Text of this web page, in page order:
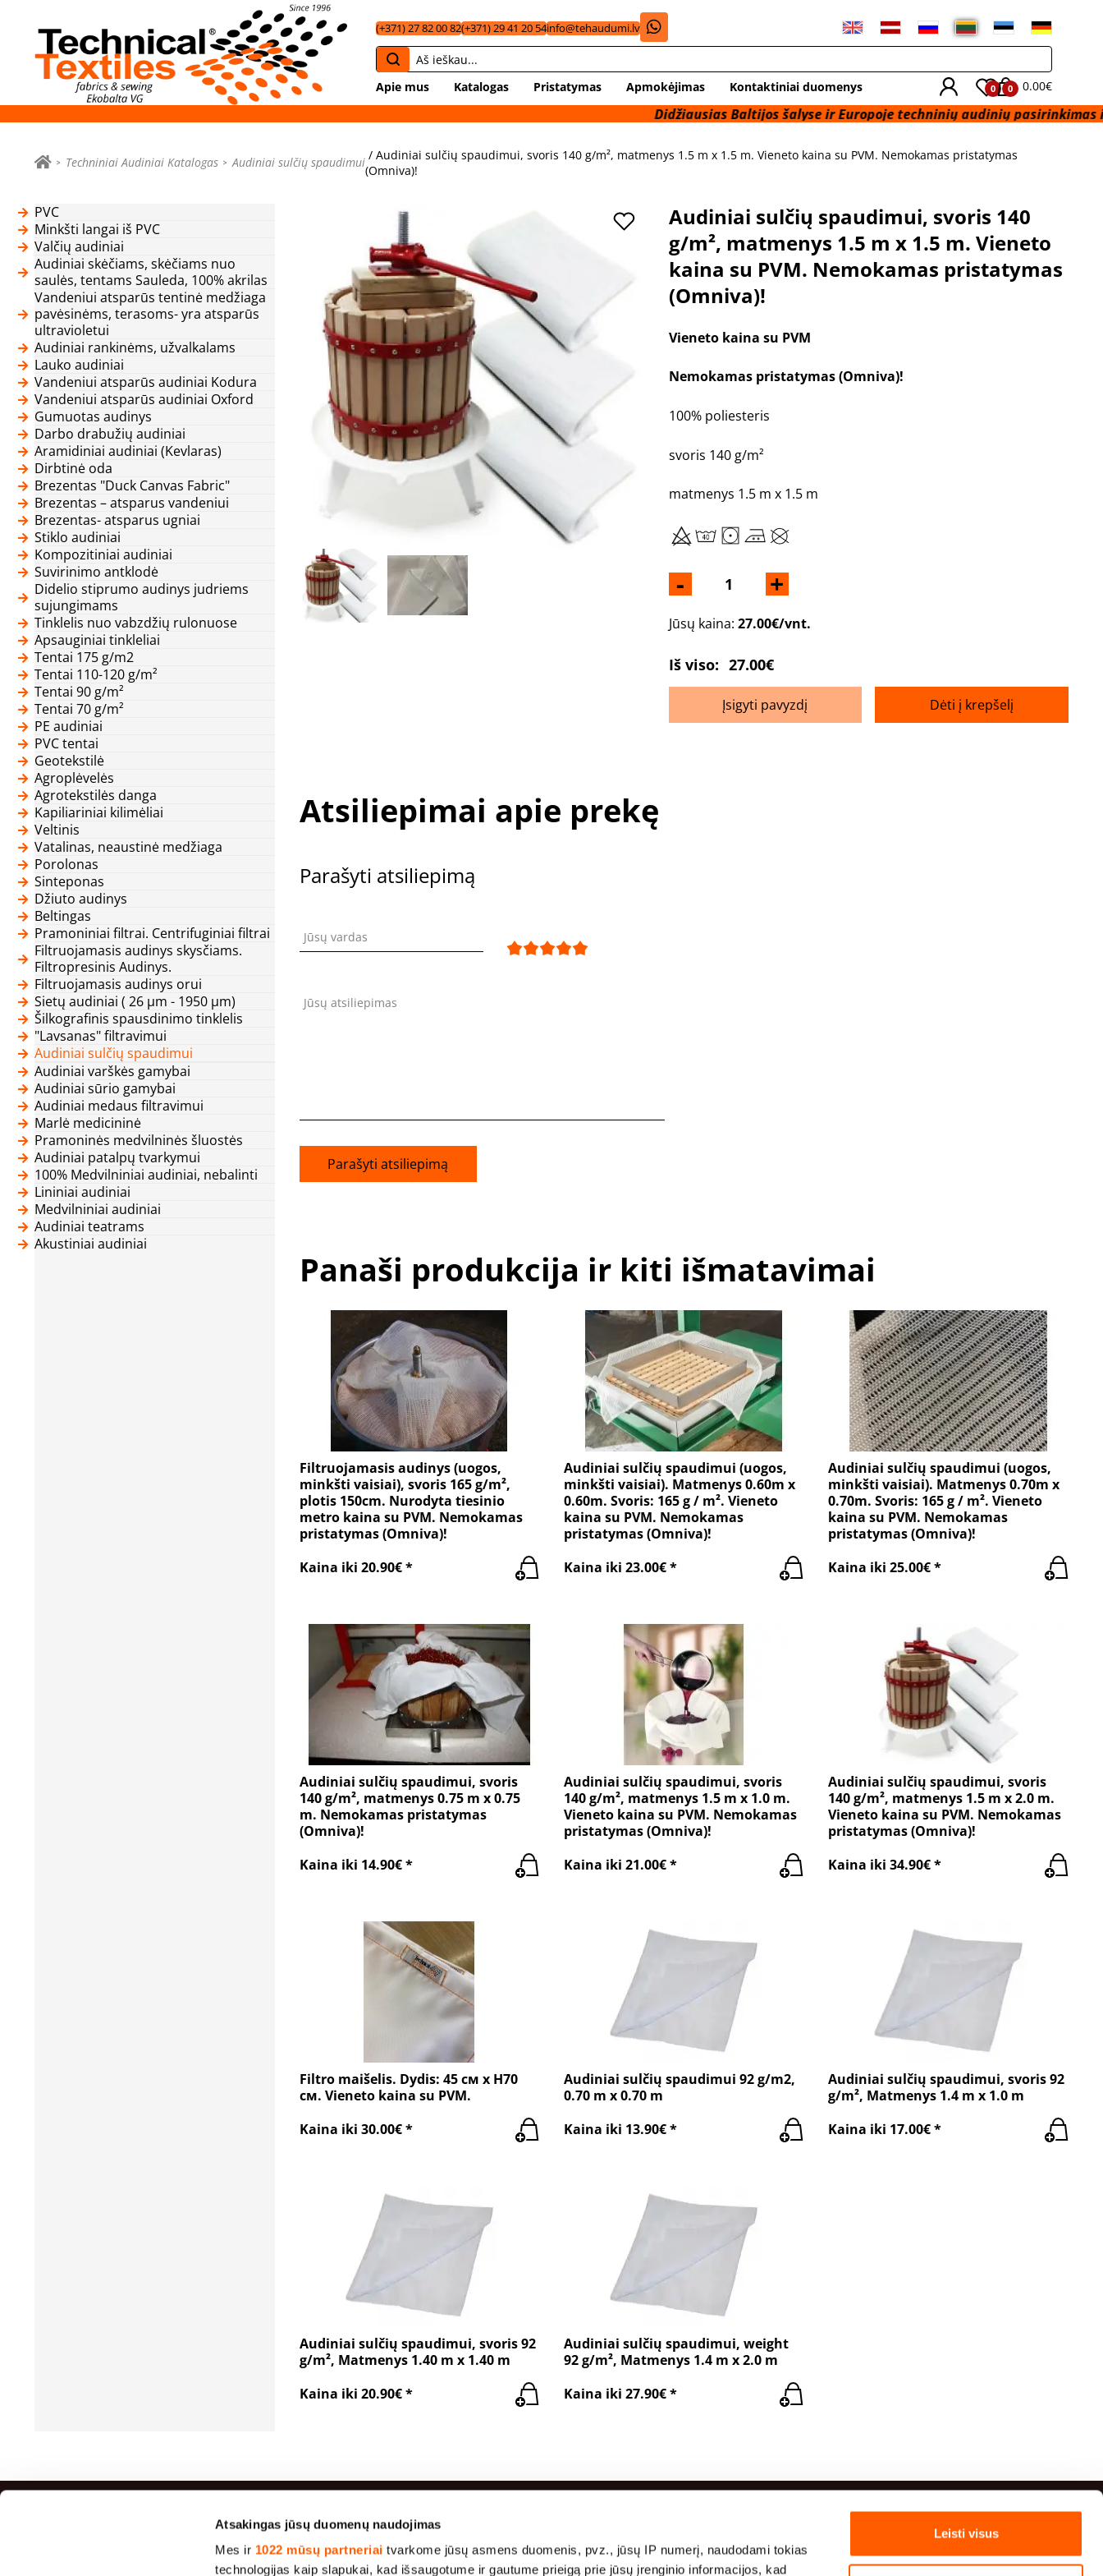
Atsakingas jūsų duomenų naudojimas
Mes ir 1022 mūsų partneriai tvarkome jūsų asmens duomenis, pvz., jūsų IP numerį, naudodami tokias
technologijas kaip slapukai, kad išsaugotume ir gautume prieigą prie jūsų įrenginio informacijos, kad
Leisti visus
(+371) 27 82 00 82(+371) 29 41 20 54info@tehaudumi.lv
Apie mus Katalogas Pristatymas Apmokėjimas Kontaktiniai duomenys 0 0 0.00€
Didžiausias Baltijos šalyse ir Europoje techninių audinių pasirinkimas iš
Techniniai Audiniai Katalogas Audiniai sulčių spaudimui / Audiniai sulčių spaudimui, svoris 140 g/m², matmenys 1.5 m x 1.5 m. Vieneto kaina su PVM. Nemokamas pristatymas
(Omniva)!
PVC
Minkšti langai iš PVC
Valčių audiniai
Audiniai skėčiams, skėčiams nuo
saulės, tentams Sauleda, 100% akrilas
Vandeniui atsparūs tentinė medžiaga
pavėsinėms, terasoms- yra atsparūs
ultravioletui
Audiniai rankinėms, užvalkalams
Lauko audiniai
Vandeniui atsparūs audiniai Kodura
Vandeniui atsparūs audiniai Oxford
Gumuotas audinys
Darbo drabužių audiniai
Aramidiniai audiniai (Kevlaras)
Dirbtinė oda
Brezentas "Duck Canvas Fabric"
Brezentas – atsparus vandeniui
Brezentas- atsparus ugniai
Stiklo audiniai
Kompozitiniai audiniai
Suvirinimo antklodė
Didelio stiprumo audinys judriems
sujungimams
Tinklelis nuo vabzdžių rulonuose
Apsauginiai tinkleliai
Tentai 175 g/m2
Tentai 110-120 g/m²
Tentai 90 g/m²
Tentai 70 g/m²
PE audiniai
PVC tentai
Geotekstilė
Agroplėvelės
Agrotekstilės danga
Kapiliariniai kilimėliai
Veltinis
Vatalinas, neaustinė medžiaga
Porolonas
Sinteponas
Džiuto audinys
Beltingas
Pramoniniai filtrai. Centrifuginiai filtrai
Filtruojamasis audinys skysčiams.
Filtropresinis Audinys.
Filtruojamasis audinys orui
Sietų audiniai ( 26 μm - 1950 μm)
Šilkografinis spausdinimo tinklelis
"Lavsanas" filtravimui
Audiniai sulčių spaudimui
Audiniai varškės gamybai
Audiniai sūrio gamybai
Audiniai medaus filtravimui
Marlė medicininė
Pramoninės medvilninės šluostės
Audiniai patalpų tvarkymui
100% Medvilniniai audiniai, nebalinti
Lininiai audiniai
Medvilniniai audiniai
Audiniai teatrams
Akustiniai audiniai
Audiniai sulčių spaudimui, svoris 140
g/m², matmenys 1.5 m x 1.5 m. Vieneto
kaina su PVM. Nemokamas pristatymas
(Omniva)!
Vieneto kaina su PVM
Nemokamas pristatymas(Omniva)!
100% poliesteris
svoris 140 g/m²
matmenys 1.5 m x 1.5 m
- +
Jūsų kaina: 27.00€/vnt.
Iš viso: 27.00€
Įsigyti pavyzdį Dėti į krepšelį
Atsiliepimai apie prekę
Parašyti atsiliepimą
Jūsų vardas
Jūsų atsiliepimas
Parašyti atsiliepimą
Panaši produkcija ir kiti išmatavimai
Filtruojamasis audinys (uogos,
minkšti vaisiai), svoris 165 g/m²,
plotis 150cm. Nurodyta tiesinio
metro kaina su PVM. Nemokamas
pristatymas (Omniva)!
Kaina iki 20.90€ *
Audiniai sulčių spaudimui (uogos,
minkšti vaisiai). Matmenys 0.60m x
0.60m. Svoris: 165 g / m². Vieneto
kaina su PVM. Nemokamas
pristatymas (Omniva)!
Kaina iki 23.00€ *
Audiniai sulčių spaudimui (uogos,
minkšti vaisiai). Matmenys 0.70m x
0.70m. Svoris: 165 g / m². Vieneto
kaina su PVM. Nemokamas
pristatymas (Omniva)!
Kaina iki 25.00€ *
Audiniai sulčių spaudimui, svoris
140 g/m², matmenys 0.75 m x 0.75
m. Nemokamas pristatymas
(Omniva)!
Kaina iki 14.90€ *
Audiniai sulčių spaudimui, svoris
140 g/m², matmenys 1.5 m x 1.0 m.
Vieneto kaina su PVM. Nemokamas
pristatymas (Omniva)!
Kaina iki 21.00€ *
Audiniai sulčių spaudimui, svoris
140 g/m², matmenys 1.5 m x 2.0 m.
Vieneto kaina su PVM. Nemokamas
pristatymas (Omniva)!
Kaina iki 34.90€ *
Filtro maišelis. Dydis: 45 см x H70
см. Vieneto kaina su PVM.
Kaina iki 30.00€ *
Audiniai sulčių spaudimui 92 g/m2,
0.70 m x 0.70 m
Kaina iki 13.90€ *
Audiniai sulčių spaudimui, svoris 92
g/m², Matmenys 1.4 m x 1.0 m
Kaina iki 17.00€ *
Audiniai sulčių spaudimui, svoris 92
g/m², Matmenys 1.40 m x 1.40 m
Kaina iki 20.90€ *
Audiniai sulčių spaudimui, weight
92 g/m², Matmenys 1.4 m x 2.0 m
Kaina iki 27.90€ *
Didžiausi pardavimai Informacija Kontaktiniai duomenys